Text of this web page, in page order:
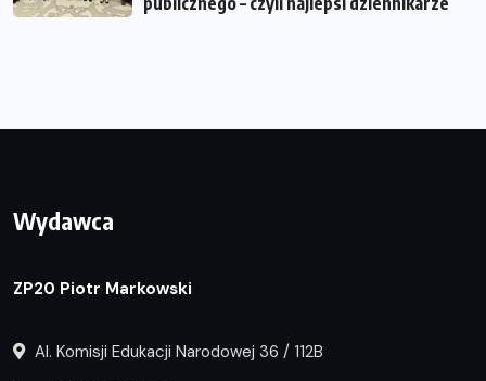
Wydawca
ZP20 Piotr Markowski
Al. Komisji Edukacji Narodowej 36 / 112B